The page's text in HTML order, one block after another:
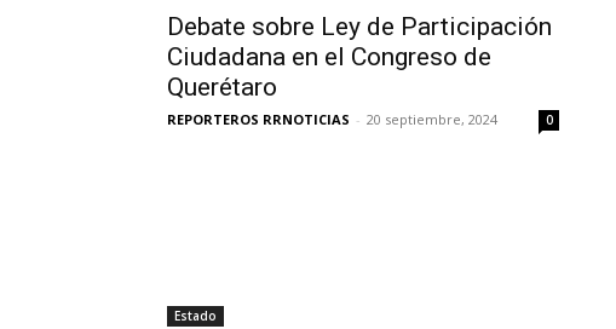
Debate sobre Ley de Participación
Ciudadana en el Congreso de
Querétaro
REPORTEROS RRNOTICIAS - 20 septiembre, 2024 0
Estado